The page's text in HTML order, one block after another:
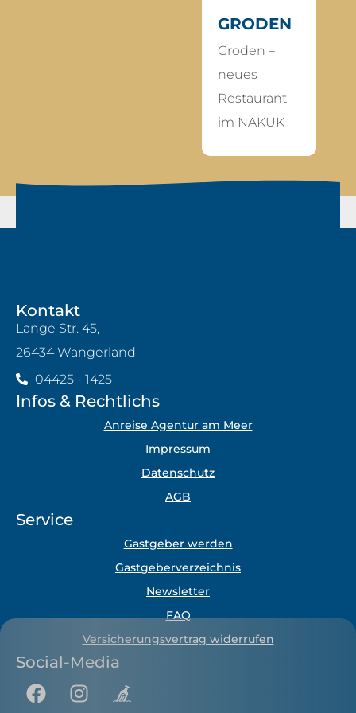
GRODEN
Groden –
neues
Restaurant
im NAKUK
Kontakt
Lange Str. 45,
26434 Wangerland
04425 - 1425
Infos & Rechtlichs
Anreise Agentur am Meer
Impressum
Datenschutz
AGB
Service
Gastgeber werden
Gastgeberverzeichnis
Newsletter
FAQ
Versicherungsvertrag widerrufen
Social-Media